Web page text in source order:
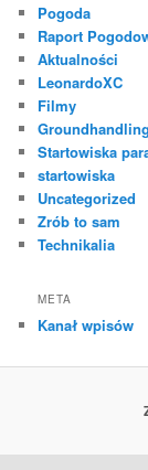
Pogoda
Raport
Aktualności
LeonardoXC
Filmy
Groundhandling
Startowiska
startowiska
Uncategorized
Zrób to sam
Technikalia
META
Kanał wpisów